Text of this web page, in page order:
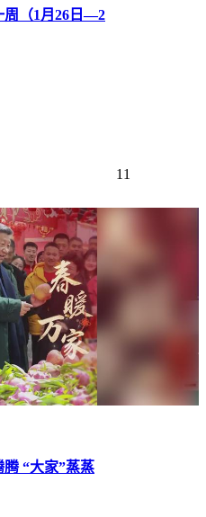
周（1月26日—2
11
“大家”蒸蒸